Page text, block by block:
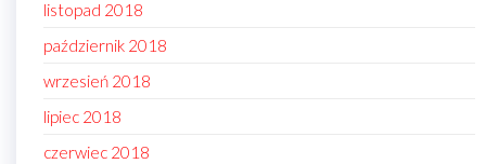
listopad 2018
październik 2018
wrzesień 2018
lipiec 2018
czerwiec 2018